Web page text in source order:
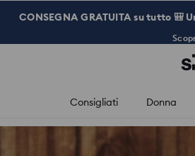
CONSEGNA GRATUITA su tutto
Consigliati Donna